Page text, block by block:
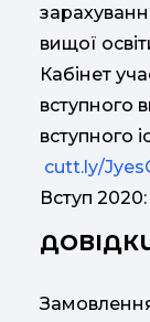
вищої
Кабінет
вступного
вступного
cutt.ly/
Вступ